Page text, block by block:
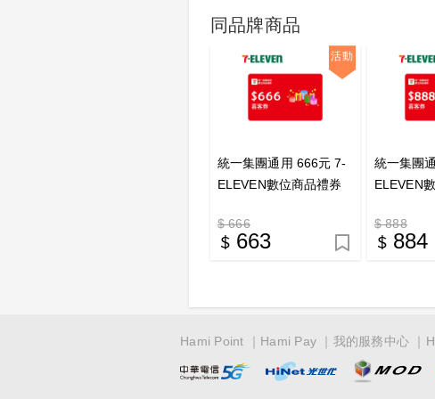
同品牌商品
活動
統一集團通用 666元 7-
ELEVEN數位商品禮券
$ 666
663
統一集團
ELEVEN
$ 888
884
Hami Point Hami Pay 我的服務中心